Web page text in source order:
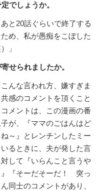
でしょうか。
と20話ぐらいで終了する
め、私が愚痴をこぼした
」
せられましたか。
んな言われ方、嫌すぎま
感のコメントを頂くこと
メントは、この漫画の番
が、『ママのごはんはど
～』とレンチンしたミー
るときに、夫が発した言
して『いらんこと言うや
』『そーだそーだ！ 突っ
同士のコメントがあり、